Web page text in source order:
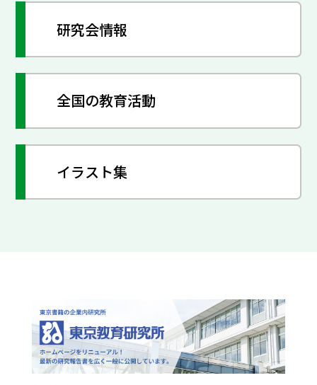
研究会情報
全国の教育活動
イラスト集